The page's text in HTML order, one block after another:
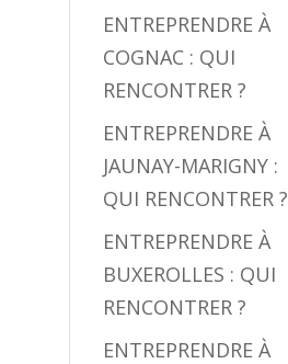
ENTREPRENDRE À
COGNAC : QUI
RENCONTRER ?
ENTREPRENDRE À
JAUNAY-MARIGNY :
QUI RENCONTRER ?
ENTREPRENDRE À
BUXEROLLES : QUI
RENCONTRER ?
ENTREPRENDRE À